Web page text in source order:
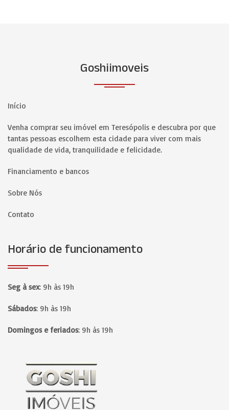
Goshiimoveis
Início
Venha comprar seu imóvel em Teresópolis e descubra por que
tantas pessoas escolhem esta cidade para viver com mais
qualidade de vida, tranquilidade e felicidade.
Financiamento e bancos
Sobre Nós
Contato
Horário de funcionamento
Seg à sex: 9h às 19h
Sábados: 9h às 19h
Domingos e feriados: 9h às 19h
Página inicial